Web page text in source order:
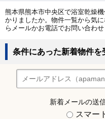
熊本県熊本市中央区で浴室乾燥
かりましたか。物件一覧から気
らメールかお電話でお問い合わせ
条件にあった新着物件を
新着メールの送
スマー